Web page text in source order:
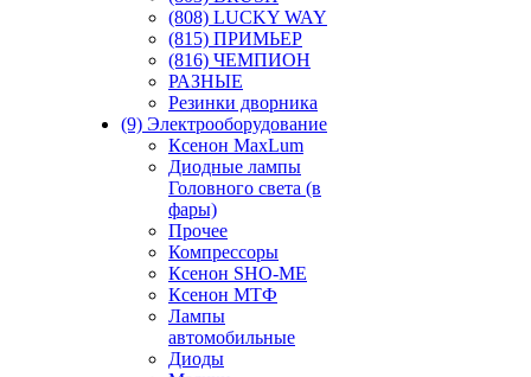
(808) LUCKY WAY
(815) ПРИМЬЕР
(816) ЧЕМПИОН
РАЗНЫЕ
Резинки дворника
(9) Электрооборудование
Ксенон MaxLum
Диодные лампы
Головного света (в
фары)
Прочее
Компрессоры
Ксенон SHO-ME
Ксенон МТФ
Лампы
автомобильные
Диоды